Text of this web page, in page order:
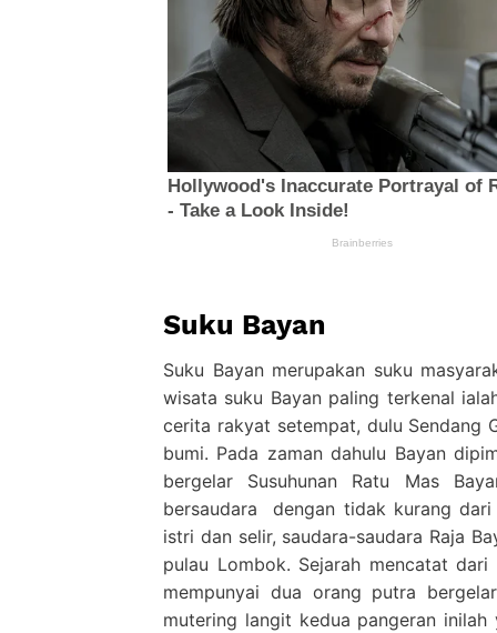
Suku Bayan
Suku Bayan merupakan suku
wisata suku Bayan paling terkenal
cerita rakyat setempat, dulu Sendang
bumi. Pada zaman dahulu Bayan
bergelar Susuhunan Ratu Mas
bersaudara dengan tidak kurang
istri dan selir, saudara-saudara Raja
pulau Lombok. Sejarah mencatat
mempunyai dua orang putra
mutering langit kedua pangeran inilah